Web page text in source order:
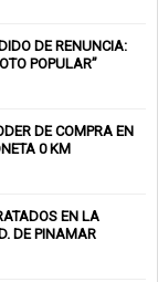
DE RENUNCIA:
POPULAR”
DE COMPRA EN
0 KM
EN LA
DE PINAMAR